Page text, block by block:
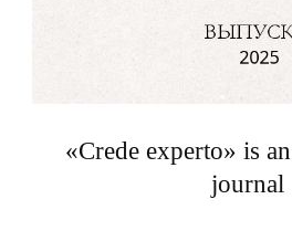
«Crede experto» is
journal